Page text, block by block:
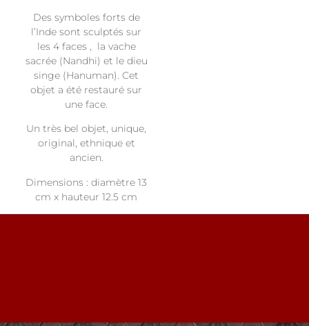
Des symboles forts de
l’Inde sont sculptés sur
les 4 faces , la vache
sacrée (Nandhi) et le dieu
singe (Hanuman). Cet
objet a été restauré sur
une face.
Un très bel objet, unique,
original, ethnique et
ancien.
Dimensions : diamètre 13
cm x hauteur 12.5 cm